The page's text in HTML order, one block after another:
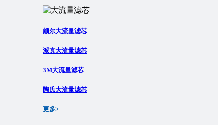
颇尔大流量滤芯
派克大流量滤芯
3M大流量滤芯
陶氏大流量滤芯
更多>